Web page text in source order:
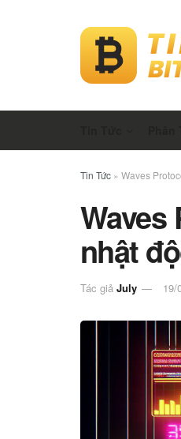
Tin Tức » Waves
Waves
nhật
Tác giả July 19/